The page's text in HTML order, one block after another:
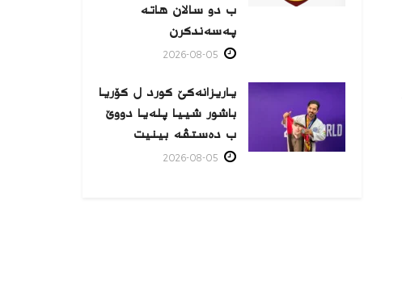
ب دو سالان هاتە
پەسەندكرن
یاریزانەكێ کورد ل کۆریا
باشور شییا پلەیا دووێ
ب دەستڤە بینیت